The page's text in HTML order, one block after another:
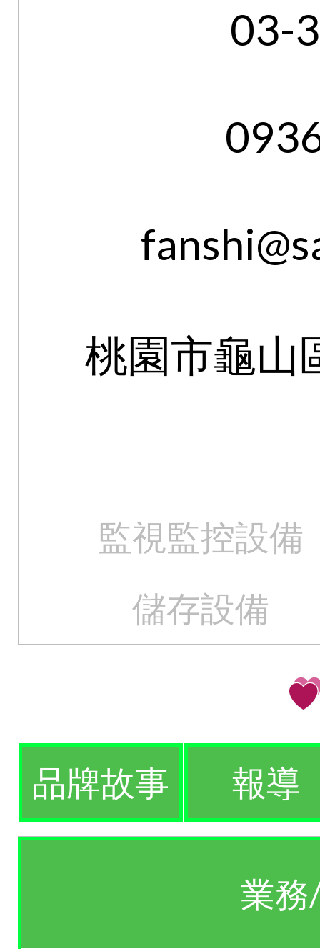
03-
桃園市龜山
監視監控設備
儲存設備
品牌故事 報導
業務